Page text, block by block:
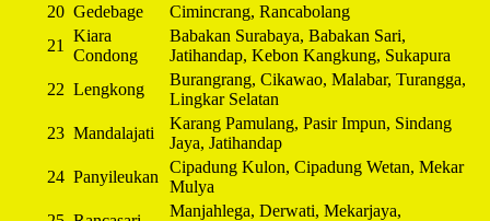
20 Gedebage
Cimincrang, Rancabolang
21
Kiara
Condong
Babakan Surabaya, Babakan Sari,
Jatihandap, Kebon Kangkung, Sukapura
22 Lengkong
Burangrang, Cikawao, Malabar, Turangga,
Lingkar Selatan
23 Mandalajati
Karang Pamulang, Pasir Impun, Sindang
Jaya, Jatihandap
24 Panyileukan
Cipadung Kulon, Cipadung Wetan, Mekar
Mulya
Manjahlega, Derwati, Mekarjaya,